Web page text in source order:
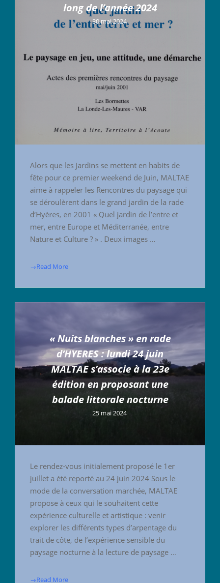
long de l’année 2024
30 mai 2024
Alors que les Jardins se mettent en habits de
fête pour ce premier weekend de Juin, MALTAE
aime à rappeler les Rencontres du paysage qui
se déroulèrent dans le grand jardin de la rade
d’Hyères, en 2001 « Quel jardin de l’entre et
mer, entre Europe et Méditerranée, entre
Nature et Culture ? » . Deux images …
→Read More
« Nuits blanches » en rade
d’HYERES : lundi 24 juin
MALTAE s’associe à la 23e
édition en proposant une
balade littorale nocturne
25 mai 2024
Le rendez-vous initialement proposé le 1er
juillet a été reporté au 24 juin 2024 Sous le
mode de la conversation marchée, MALTAE
propose à ceux qui le souhaitent cette
expérience culturelle et artistique : venir
explorer les différents types d’arpentage du
trait de côte, de l’expérience sensible du
paysage nocturne à la lecture de paysage …
→Read More